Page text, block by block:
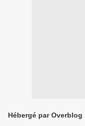
Hébergé par Overblog